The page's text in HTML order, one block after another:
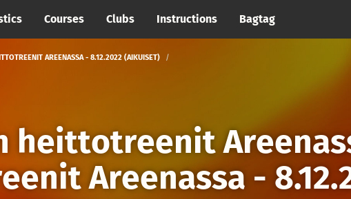
Courses Clubs Instructions Bagtag
AREENASSA - 8.12.2022 (AIKUISET)
heittotreenit
Areenassa -